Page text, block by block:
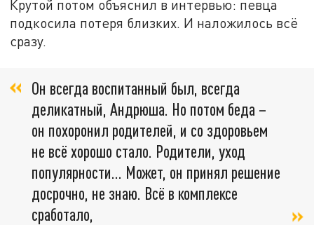
Крутой потом объяснил в интервью: певца
подкосила потеря близких. И наложилось всё
сразу.
Он всегда воспитанный был, всегда
деликатный, Андрюша. Но потом беда –
он похоронил родителей, и со здоровьем
не всё хорошо стало. Родители, уход
популярности… Может, он принял решение
досрочно, не знаю. Всё в комплексе
сработало,